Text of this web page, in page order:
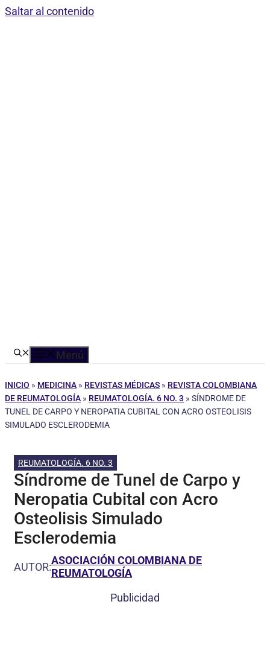
Saltar al contenido
Menú
INICIO » MEDICINA » REVISTAS MÉDICAS » REVISTA COLOMBIANA
DE REUMATOLOGÍA » REUMATOLOGÍA. 6 NO. 3 » SÍNDROME DE
TUNEL DE CARPO Y NEROPATIA CUBITAL CON ACRO OSTEOLISIS
SIMULADO ESCLERODEMIA
REUMATOLOGÍA. 6 NO. 3
Síndrome de Tunel de Carpo y
Neropatia Cubital con Acro
Osteolisis Simulado
Esclerodemia
AUTOR:ASOCIACIÓN COLOMBIANA DE
REUMATOLOGÍA
Publicidad